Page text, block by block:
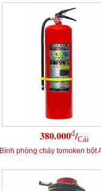
380.000đ/Cái
Bình phòng cháy tomoken bột